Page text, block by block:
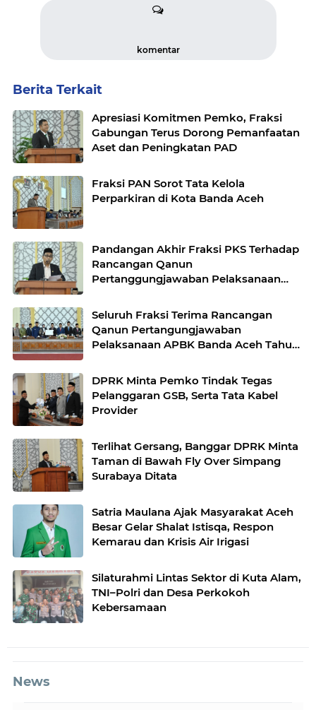
komentar
Berita Terkait
Apresiasi Komitmen Pemko, Fraksi
Gabungan Terus Dorong Pemanfaatan
Aset dan Peningkatan PAD
Fraksi PAN Sorot Tata Kelola
Perparkiran di Kota Banda Aceh
Pandangan Akhir Fraksi PKS Terhadap
Rancangan Qanun
Pertanggungjawaban Pelaksanaan
2025
Seluruh Fraksi Terima Rancangan
Qanun Pertangungjawaban
Pelaksanaan APBK Banda Aceh Tahun
DPRK Minta Pemko Tindak Tegas
Pelanggaran GSB, Serta Tata Kabel
Provider
Terlihat Gersang, Banggar DPRK Minta
Taman di Bawah Fly Over Simpang
Surabaya Ditata
Satria Maulana Ajak Masyarakat Aceh
Besar Gelar Shalat Istisqa, Respon
Kemarau dan Krisis Air Irigasi
Silaturahmi Lintas Sektor di Kuta Alam,
TNI–Polri dan Desa Perkokoh
Kebersamaan
News